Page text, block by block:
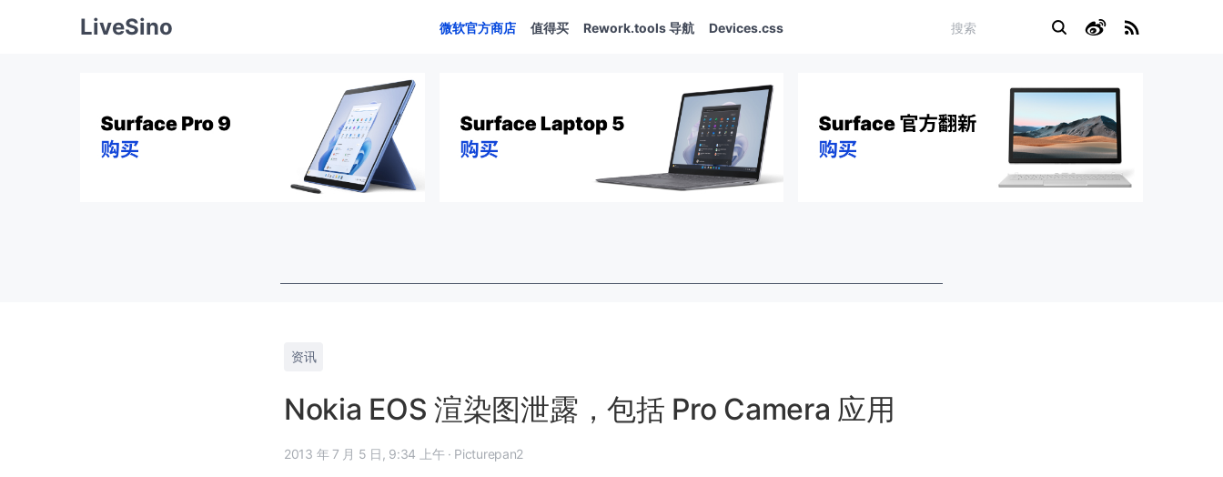
LiveSino 微软官方商店 值得买 Rework.tools 导航 Devices.css
资讯
Nokia EOS 渲染图泄露，包括 Pro Camera 应用
2013 年 7 月 5 日, 9:34 上午 · Picturepan2